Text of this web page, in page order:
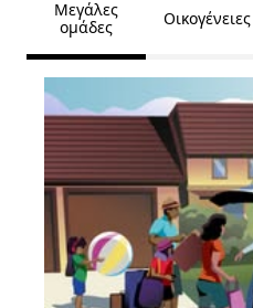
Μεγάλες
ομάδες
Οικογένειες